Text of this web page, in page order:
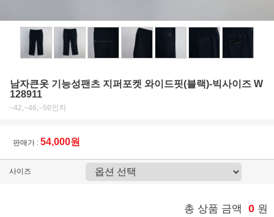
남자큰옷 기능성팬츠 지퍼포켓 와이드핏(블랙)-빅사이즈 W
128911
~42,~46,~50인치
판매가 : 54,000원
사이즈
총 상품 금액 0 원